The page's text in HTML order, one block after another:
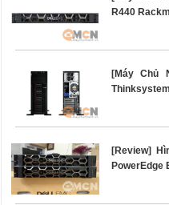
R440
[Máy Chủ
[Review]
PowerEdge